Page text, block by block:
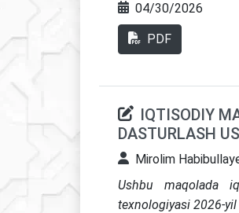
talqin qilindi.
bo‘yicha notekis
yashirin
04/30/2026
PDF
IQTISODIY
DASTURLASH
Mirolim
Ushbu maqolada
texnologiyasi 2026-